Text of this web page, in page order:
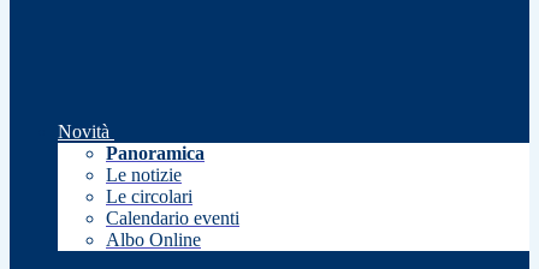
Novità
Panoramica
Le notizie
Le circolari
Calendario eventi
Albo Online